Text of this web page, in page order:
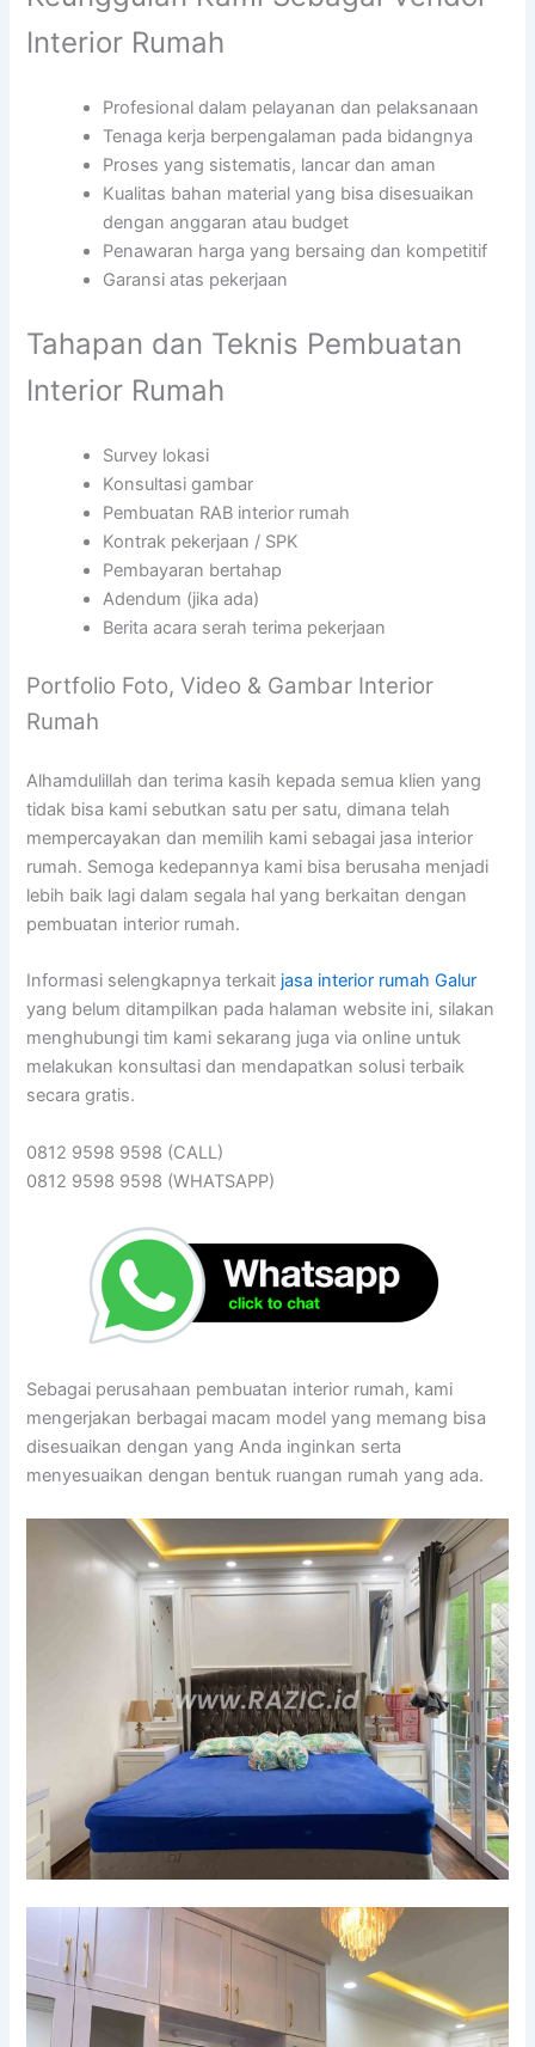
Interior Rumah
Profesional dalam pelayanan dan pelaksanaan
Tenaga kerja berpengalaman pada bidangnya
Proses yang sistematis, lancar dan aman
Kualitas bahan material yang bisa disesuaikan
dengan anggaran atau budget
Penawaran harga yang bersaing dan kompetitif
Garansi atas pekerjaan
Tahapan dan Teknis Pembuatan
Interior Rumah
Survey lokasi
Konsultasi gambar
Pembuatan RAB interior rumah
Kontrak pekerjaan / SPK
Pembayaran bertahap
Adendum (jika ada)
Berita acara serah terima pekerjaan
Portfolio Foto, Video & Gambar Interior
Rumah
Alhamdulillah dan terima kasih kepada semua klien yang
tidak bisa kami sebutkan satu per satu, dimana telah
mempercayakan dan memilih kami sebagai jasa interior
rumah. Semoga kedepannya kami bisa berusaha menjadi
lebih baik lagi dalam segala hal yang berkaitan dengan
pembuatan interior rumah.
Informasi selengkapnya terkait jasa interior rumah Galur
yang belum ditampilkan pada halaman website ini, silakan
menghubungi tim kami sekarang juga via online untuk
melakukan konsultasi dan mendapatkan solusi terbaik
secara gratis.
0812 9598 9598 (CALL)
0812 9598 9598 (WHATSAPP)
Sebagai perusahaan pembuatan interior rumah, kami
mengerjakan berbagai macam model yang memang bisa
disesuaikan dengan yang Anda inginkan serta
menyesuaikan dengan bentuk ruangan rumah yang ada.